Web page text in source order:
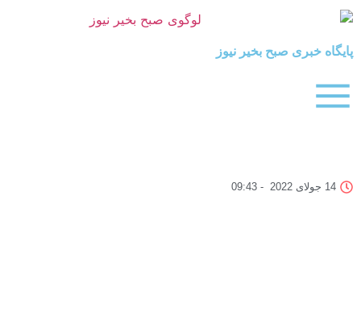
صبح بخیر نیوز
-
09:43